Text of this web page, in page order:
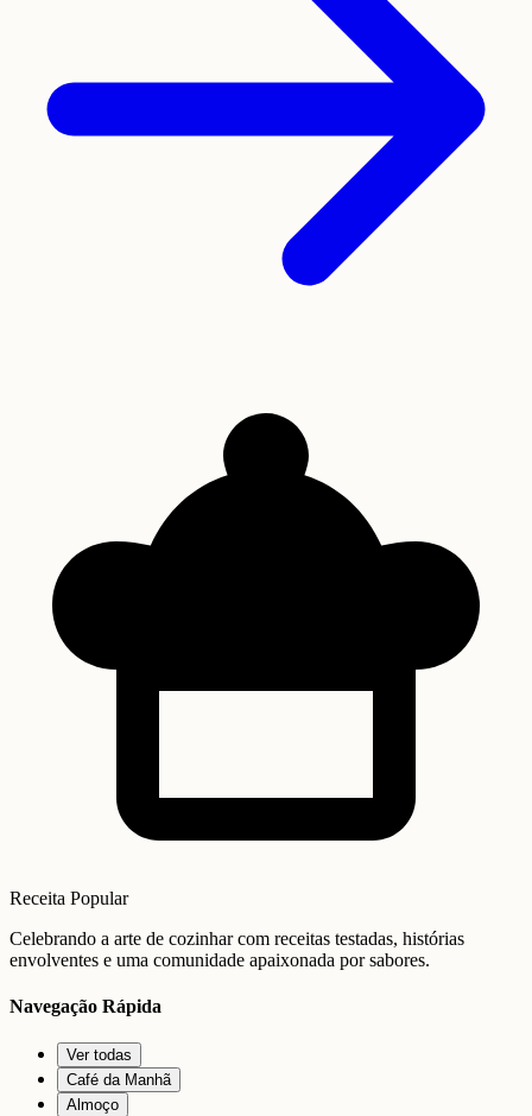
Receita Popular
Celebrando a arte de cozinhar com receitas testadas, histórias
envolventes e uma comunidade apaixonada por sabores.
Navegação Rápida
Ver todas
Café da Manhã
Almoço